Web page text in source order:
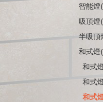
智能燈(
吸頂燈(
半吸頂
和式燈(
和式
和式
和式